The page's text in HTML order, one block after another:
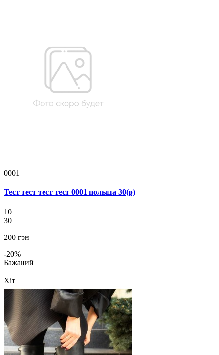
0001
Тест тест тест тест 0001 польша 30(р)
10
30
200 грн
-20%
Бажаний
Хіт